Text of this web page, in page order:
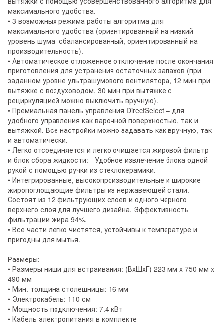
максимального удобства.
• 3 возможных режима работы алгоритма для
максимального удобства (ориентированный на низкий
уровень шума, сбалансированный, ориентированный на
производительность).
• Автоматическое отложенное отключение после окончания
приготовления для устранения остаточных запахов (при
заданном уровне ультрашумового вентилятора, 12 мин при
вытяжке с воздуховодом, 30 мин при вытяжке с
рециркуляцией можно выключить вручную).
• Премиальная панель управления DirectSelect – для
удобного управления как варочной поверхностью, так и
вытяжкой. Все настройки можно задавать как вручную, так
и автоматически.
• Легко отсоединяется и легко очищается жировой фильтр
и блок сбора жидкости: - Удобное извлечение блока одной
рукой с помощью ручки из стеклокерамики.
• Интегрированные, высокопроизводительные и широкие
жиропоглощающие фильтры из нержавеющей стали.
Состоят из 12 фильтрующих слоев и одного черного
верхнего слоя для лучшего дизайна. Эффективность
фильтрации жира 94%.
• Все части легко чистятся, устойчивы к температуре и
пригодны для мытья.
Размеры:
• Размеры ниши для встраивания: (ВхШхГ) 223 мм x 750 мм x
490 мм
• Мин. толщина столешницы: 16 мм
• Электрокабель: 110 см
• Мощность подключения: 7.4 кВт
• Кабель электропитания в комплекте